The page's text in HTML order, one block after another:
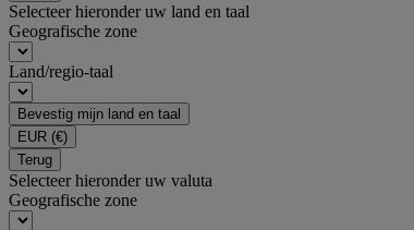
Selecteer hieronder uw land en taal
Geografische zone
Land/regio-taal
Bevestig mijn land en taal
EUR (€)
Terug
Selecteer hieronder uw valuta
Geografische zone